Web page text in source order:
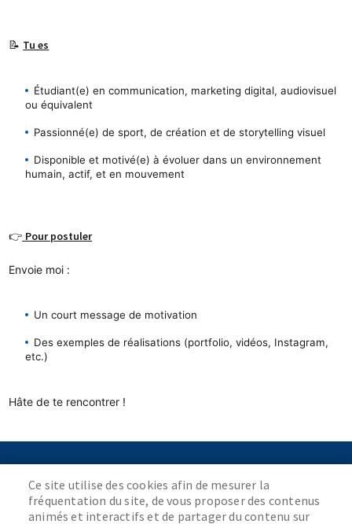
📝 Tu es
Étudiant(e) en communication, marketing digital, audiovisuel
ou équivalent
Passionné(e) de sport, de création et de storytelling visuel
Disponible et motivé(e) à évoluer dans un environnement
humain, actif, et en mouvement
👉 Pour postuler
Envoie moi :
Un court message de motivation
Des exemples de réalisations (portfolio, vidéos, Instagram,
etc.)
Hâte de te rencontrer !
24, rue Gabriel-Péri
78420 Carrières-sur-Seine
Ce site utilise des cookies afin de mesurer la
fréquentation du site, de vous proposer des contenus
animés et interactifs et de partager du contenu sur